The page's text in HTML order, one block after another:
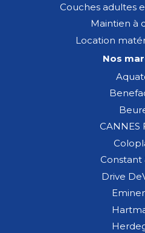
Couches adultes
Maintien à
Location
Nos
CANNES
Constant
Drive